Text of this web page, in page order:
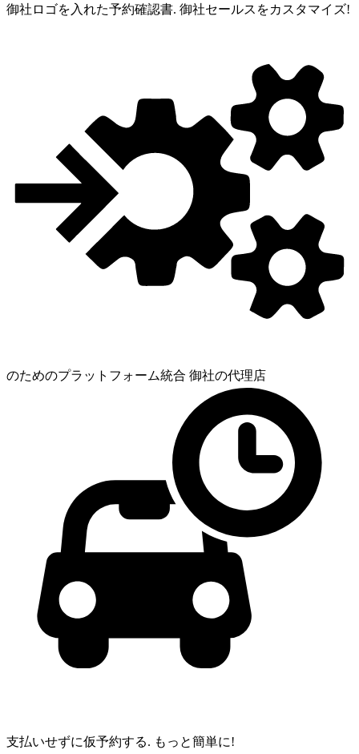
御社ロゴを入れた予約確認書. 御社セールスをカスタマイズ!
のためのプラットフォーム統合 御社の代理店
支払いせずに仮予約する. もっと簡単に!